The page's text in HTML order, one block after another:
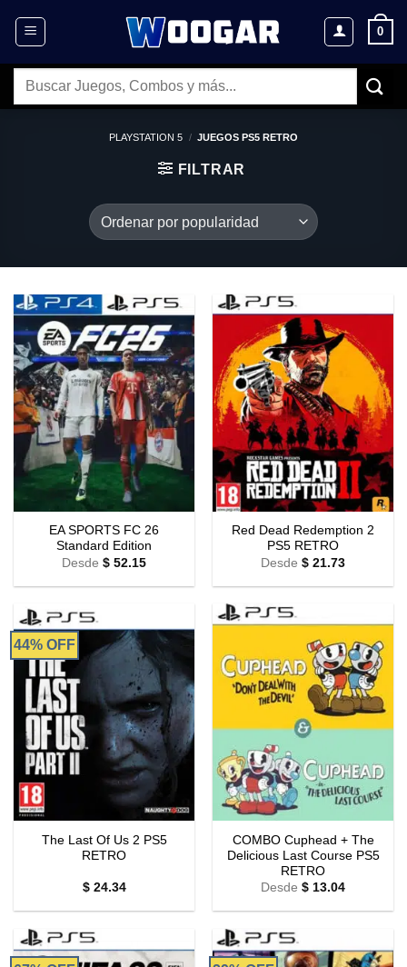
0
Buscar
PLAYSTATION 5 / JUEGOS PS5 RETRO
FILTRAR
EA SPORTS FC 26
Standard Edition
Desde $ 52.15
Red Dead Redemption 2
PS5 RETRO
Desde $ 21.73
44% OFF
The Last Of Us 2 PS5
RETRO
$24.34
COMBO Cuphead + The
Delicious Last Course PS5
RETRO
Desde $ 13.04